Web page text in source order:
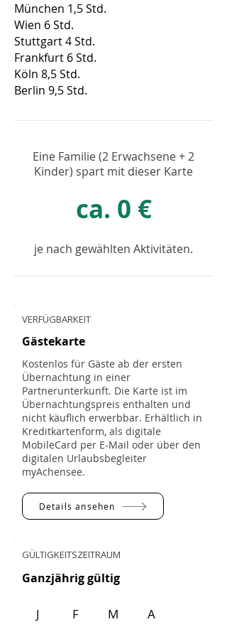
München 1,5 Std.
Wien 6 Std.
Stuttgart 4 Std.
Frankfurt 6 Std.
Köln 8,5 Std.
Berlin 9,5 Std.
Eine Familie (2 Erwachsene + 2
Kinder) spart mit dieser Karte
ca. 0 €
je nach gewählten Aktivitäten.
VERFÜGBARKEIT
Gästekarte
Kostenlos für Gäste ab der ersten
Übernachtung in einer
Partnerunterkunft. Die Karte ist im
Übernachtungspreis enthalten und
nicht käuflich erwerbbar. Erhältlich in
Kreditkartenform, als digitale
MobileCard per E-Mail oder über den
digitalen Urlaubsbegleiter
myAchensee.
Details ansehen
GÜLTIGKEITSZEITRAUM
Ganzjährig gültig
J F M A